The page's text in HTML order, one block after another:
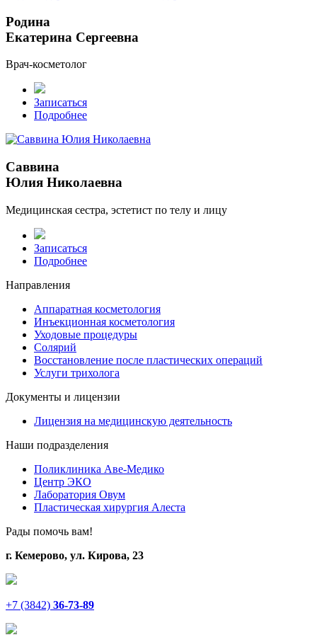
Родина
Екатерина Сергеевна
Врач-косметолог
Записаться
Подробнее
Саввина
Юлия Николаевна
Медицинская сестра, эстетист по телу и лицу
Записаться
Подробнее
Направления
Аппаратная косметология
Инъекционная косметология
Уходовые процедуры
Солярий
Восстановление после пластических операций
Услуги трихолога
Документы и лицензии
Лицензия на медицинскую деятельность
Наши подразделения
Поликлиника Аве-Медико
Центр ЭКО
Лаборатория Овум
Пластическая хирургия Алеста
Рады помочь вам!
г. Кемерово, ул. Кирова, 23
+7 (3842) 36-73-89